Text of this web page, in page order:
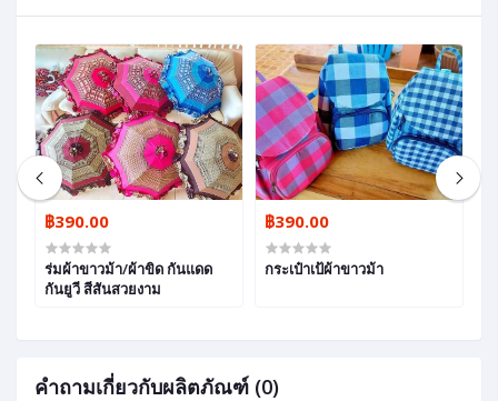
฿390.00
ร่มผ้าขาวม้า/ผ้าขิด กันแดด
กันยูวี สีสันสวยงาม
฿390.00
กระเป๋าเป้ผ้าขาวม้า
คำถามเกี่ยวกับผลิตภัณฑ์ (0)